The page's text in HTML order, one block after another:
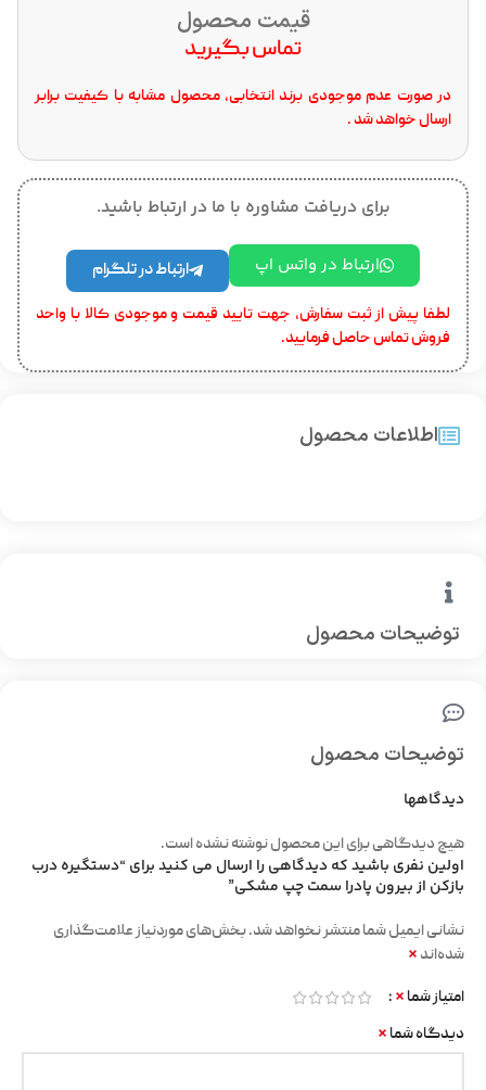
قیمت محصول
تماس بگیرید
در صورت عدم موجودی برند انتخابی، محصول مشابه با کیفیت برابر
ارسال خواهد شد .
برای دریافت مشاوره با ما در ارتباط باشید.
ارتباط در واتس اپ ارتباط در تلگرام
لطفا پیش از ثبت سفارش، جهت تایید قیمت و موجودی کالا با واحد
فروش تماس حاصل فرمایید.
توضیحات محصول
اطلاعات محصول
توضیحات محصول
دیدگاهها
هیچ دیدگاهی برای این محصول نوشته نشده است.
اولین نفری باشید که دیدگاهی را ارسال می کنید برای “دستگیره درب
بازکن از بیرون پادرا سمت چپ مشکی”
نشانی ایمیل شما منتشر نخواهد شد.بخش‌های موردنیاز علامت‌گذاری
شده‌اند *
امتیاز شما *
دیدگاه شما *